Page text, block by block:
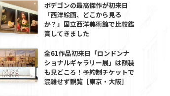
ボデゴンの最高傑作が初来日
「西洋絵画、どこから見る
か？」国立西洋美術館で比較鑑
賞してきました
全61作品初来日「ロンドンナ
ショナルギャラリー展」は額装
も見どころ！予約制チケットで
混雑せず観覧［東京・大阪］